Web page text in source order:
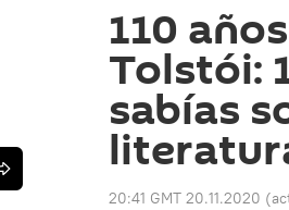
110
Tolstói:
sabías
20:41 GMT 20.11.2020